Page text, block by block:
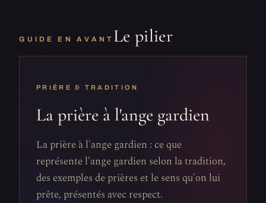
GUIDE EN AVANT Le pilier
PRIÈRE & TRADITION
La prière à l'ange gardien
La prière à l'ange gardien : ce que
représente l'ange gardien selon la tradition,
des exemples de prières et le sens qu'on lui
prête, présentés avec respect.